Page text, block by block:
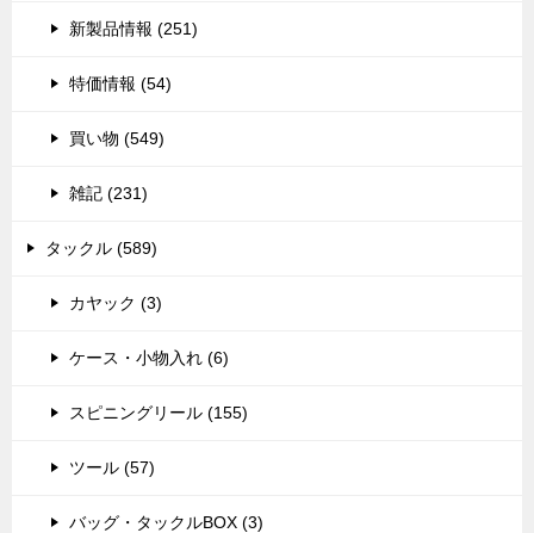
新製品情報 (251)
特価情報 (54)
買い物 (549)
雑記 (231)
タックル (589)
カヤック (3)
ケース・小物入れ (6)
スピニングリール (155)
ツール (57)
バッグ・タックルBOX (3)